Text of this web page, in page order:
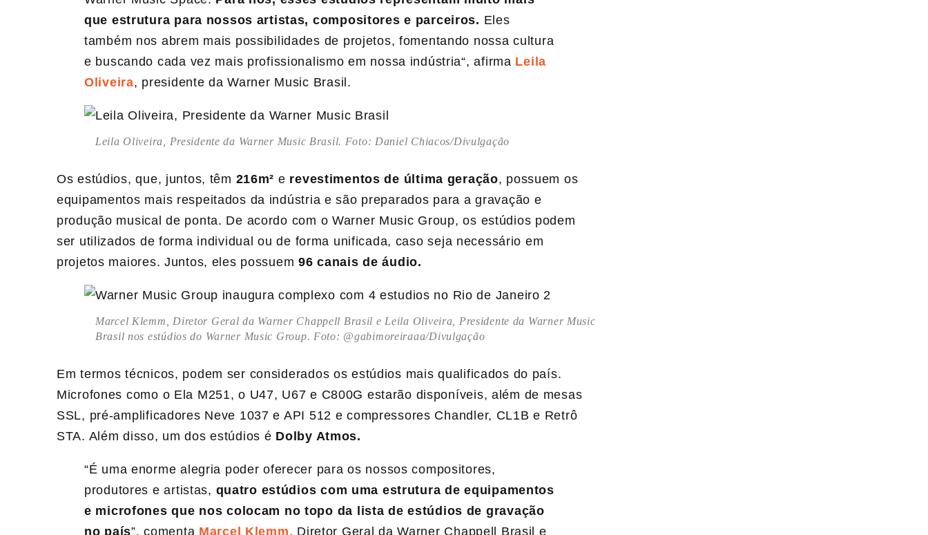
que estrutura para nossos artistas, compositores e parceiros. Eles
também nos abrem mais possibilidades de projetos, fomentando nossa cultura
e buscando cada vez mais profissionalismo em nossa indústria“, afirma Leila
Oliveira, presidente da Warner Music Brasil.
Leila Oliveira, Presidente da Warner Music Brasil. Foto: Daniel Chiacos/Divulgação
Os estúdios, que, juntos, têm 216m² e revestimentos de última geração, possuem os
equipamentos mais respeitados da indústria e são preparados para a gravação e
produção musical de ponta. De acordo com o Warner Music Group, os estúdios podem
ser utilizados de forma individual ou de forma unificada, caso seja necessário em
projetos maiores. Juntos, eles possuem96 canais de áudio.
Marcel Klemm, Diretor Geral da Warner Chappell Brasil e Leila Oliveira, Presidente da Warner Music
Brasil nos estúdios do Warner Music Group. Foto: @gabimoreiraaa/Divulgação
Em termos técnicos, podem ser considerados os estúdios mais qualificados do país.
Microfones como o Ela M251, o U47, U67 e C800G estarão disponíveis, além de mesas
SSL, pré-amplificadores Neve 1037 e API 512 e compressores Chandler, CL1B e Retrô
STA. Além disso, um dos estúdios é Dolby Atmos.
“É uma enorme alegria poder oferecer para os nossos compositores,
produtores e artistas, quatro estúdios com uma estrutura de equipamentos
e microfones que nos colocam no topo da lista de estúdios de gravação
no país”, comenta Marcel Klemm, Diretor Geral da Warner Chappell Brasil e